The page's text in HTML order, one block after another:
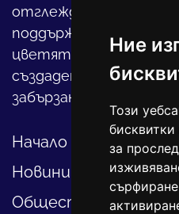
Ние
Този
за
отглеждането на
поддържането на
цветята, интериора
създадете своя
забързан свят.
Начало
Новини
Общество